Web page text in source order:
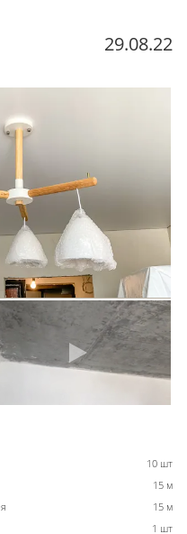
29.08.22
10 шт
15 м
15 м
1 шт